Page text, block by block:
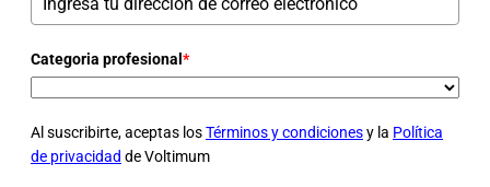
Categoria profesional *
Al suscribirte, aceptas losTérminos y condicionesy la Política
de privacidad de Voltimum